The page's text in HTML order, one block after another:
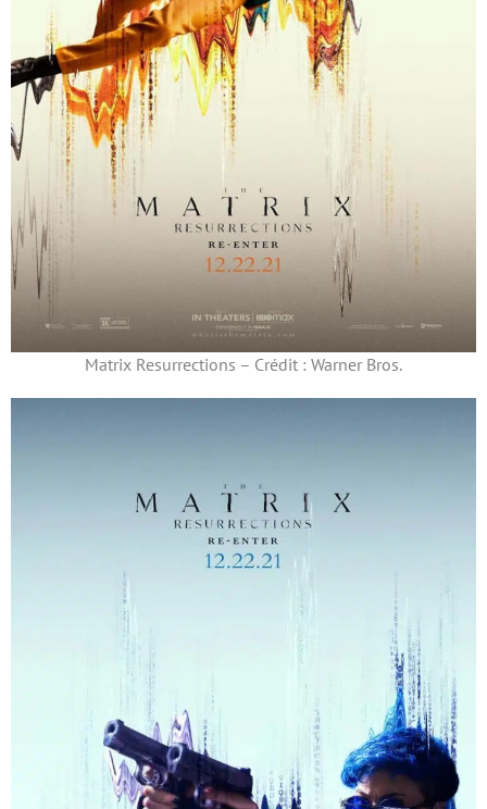
Matrix Resurrections – Crédit : Warner Bros.